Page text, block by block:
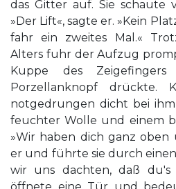
das Gitter auf. Sie schaute
»Der Lift«, sagte er. »Kein
fahr ein zweites Mal.«
Alters fuhr der Aufzug
Kuppe des
Porzellanknopf drückte.
notgedrungen dicht bei
feuchter Wolle und einem
»Wir haben dich ganz oben
er und führte sie durch einen
wir uns dachten, daß